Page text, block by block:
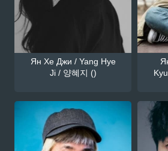
Ян Хе Джи / Yang Hye
Ji / 양혜지 ()